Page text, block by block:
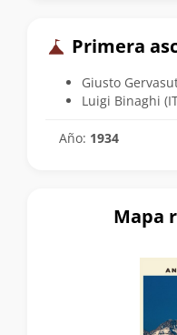
Primera
Giusto
Luigi Binaghi
Año: 1934
Mapa